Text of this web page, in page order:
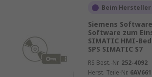
Beim
Siemens Software
Software zum
SIMATIC HMI-
SPS SIMATIC S7
RS Best.-Nr. 252-4092
Herst. Teile-Nr.